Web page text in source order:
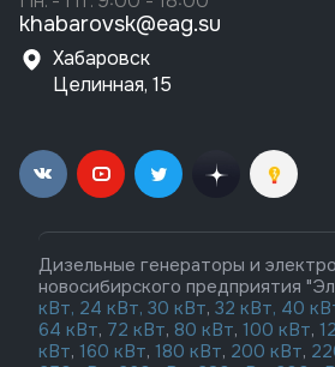
khabarovsk@eag.su
Хабаровск
Целинная, 15
Дизельные генераторы и
новосибирского предприятия
кВт, 24 кВт, 30 кВт, 32 кВт, 40
64 кВт, 72 кВт, 80 кВт, 100 кВт,
кВт, 160 кВт, 180 кВт, 200 кВт,